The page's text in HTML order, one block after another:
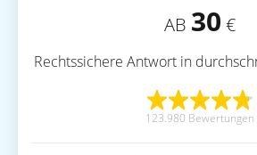
AB 30 €
Rechtssichere Antwort in
123.980 Bewertungen